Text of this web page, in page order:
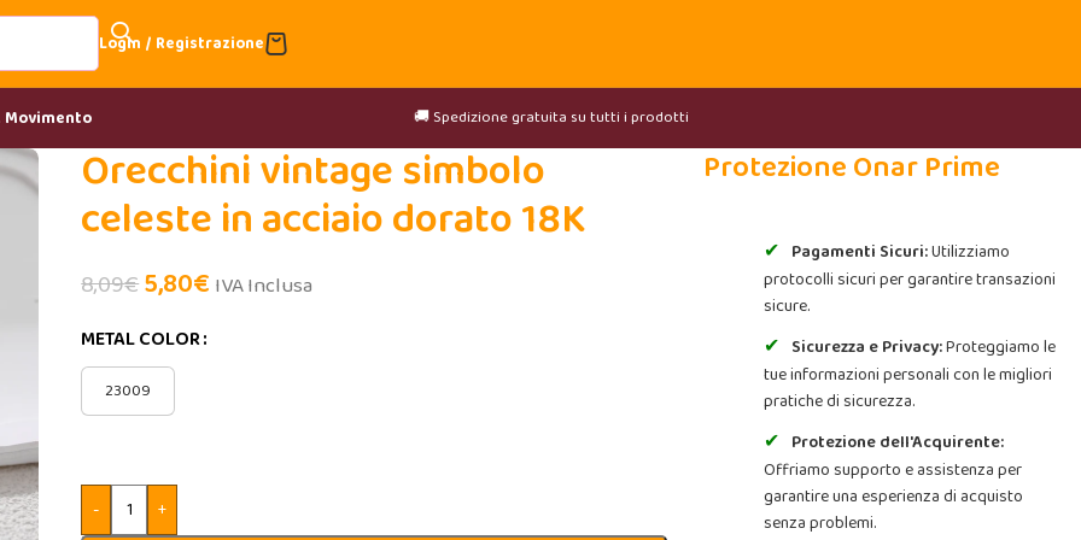
Login / Registrazione
Movimento 🚚 Spedizione gratuita su tutti i prodotti
Orecchini vintage simbolo
celeste in acciaio dorato 18K
8,09€5,80€ IVA Inclusa
METAL COLOR
23009
- +
Protezione Onar Prime
Pagamenti Sicuri:Utilizziamo
protocolli sicuri per garantire transazioni
sicure.
Sicurezza e Privacy:Proteggiamo le
tue informazioni personali con le migliori
pratiche di sicurezza.
Protezione dell'Acquirente:
Offriamo supporto e assistenza per
garantire una esperienza di acquisto
senza problemi.